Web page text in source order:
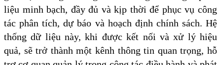
liệu minh bạch, đầy đủ và kịp thời để phục vụ công
tác phân tích, dự báo và hoạch định chính sách. Hệ
thống dữ liệu này, khi được kết nối và xử lý hiệu
quả, sẽ trở thành một kênh thông tin quan trọng, hỗ